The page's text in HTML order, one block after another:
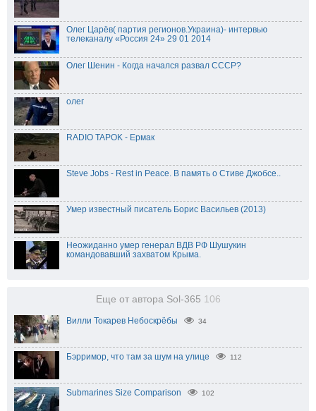
Олег Царёв( партия регионов.Украина)- интервью
телеканалу «Россия 24» 29 01 2014
Олег Шенин - Когда начался развал СССР?
олег
RADIO TAPOK - Ермак
Steve Jobs - Rest in Peace. В память о Стиве Джобсе..
Умер известный писатель Борис Васильев (2013)
Неожиданно умер генерал ВДВ РФ Шушукин
командовавший захватом Крыма.
Еще от автора Sol-365 106
Вилли Токарев Небоскрёбы 34
Бэрримор, что там за шум на улице 112
Submarines Size Comparison 102